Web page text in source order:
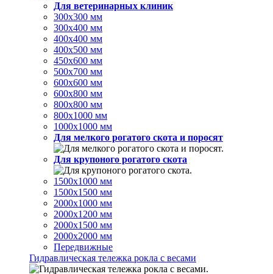
Для ветеринарных клиник
300х300 мм
300х400 мм
400х400 мм
400х500 мм
450х600 мм
500х700 мм
600х600 мм
600х800 мм
800х800 мм
800х1000 мм
1000х1000 мм
Для мелкого рогатого скота и поросят
Для крупоного рогатого скота
1500х1000 мм
1500х1500 мм
2000х1000 мм
2000х1200 мм
2000х1500 мм
2000х2000 мм
Передвижные
Гидравлическая тележка рокла с весами